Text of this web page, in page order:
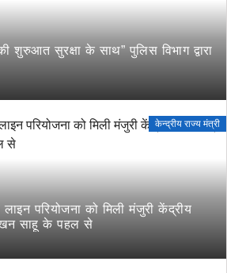
शुरुआत सुरक्षा के साथ” पुलिस विभाग द्वारा
केन्द्रीय राज्य मंत्री
परियोजना को मिली मंजुरी केंद्रीय
साहू के पहल से